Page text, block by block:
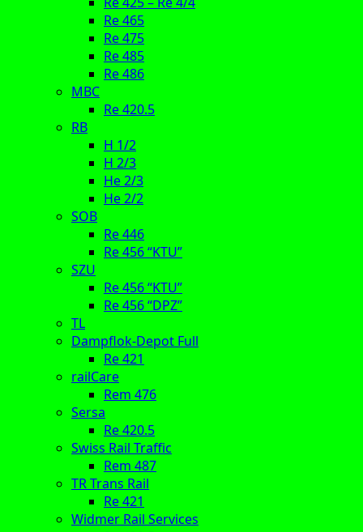
Re 465
Re 475
Re 485
Re 486
MBC
Re 420.5
RB
H 1/2
H 2/3
He 2/3
He 2/2
SOB
Re 446
Re 456 “KTU”
SZU
Re 456 “KTU”
Re 456 “DPZ”
TL
Dampflok-Depot Full
Re 421
railCare
Rem 476
Sersa
Re 420.5
Swiss Rail Traffic
Rem 487
TR Trans Rail
Re 421
Widmer Rail Services